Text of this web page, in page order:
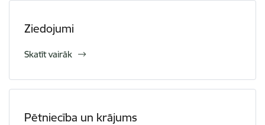
Ziedojumi
Skatīt vairāk
Pētniecība un krājums